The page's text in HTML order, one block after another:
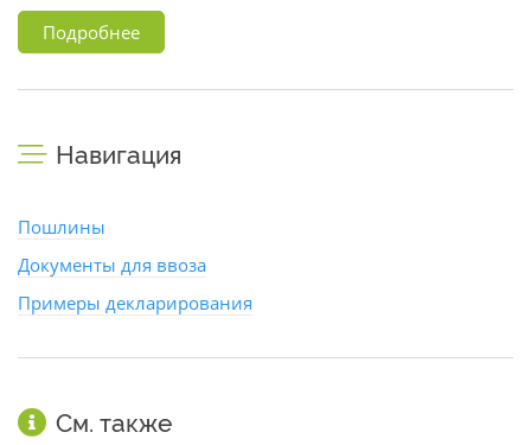
Подробнее
Навигация
Пошлины
Документы для ввоза
Примеры декларирования
См. также